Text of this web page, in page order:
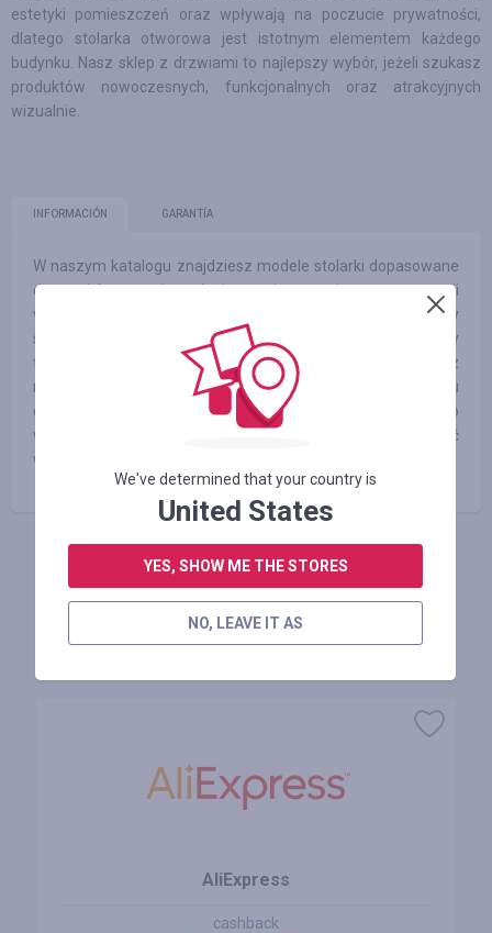
estetyki pomieszczeń oraz wpływają na poczucie prywatności,
dlatego stolarka otworowa jest istotnym elementem każdego
budynku. Nasz sklep z drzwiami to najlepszy wybór, jeżeli szukasz
produktów nowoczesnych, funkcjonalnych oraz atrakcyjnych
wizualnie.
INFORMACIÓN GARANTÍA
W naszym katalogu znajdziesz modele stolarki dopasowane
do swoich potrzeb, rodzaju pomieszczenia oraz aranżacji
wnętrza. Jako producent drzwi dbamy o najdrobniejszy
szczegół każdego projektu, aby zaproponować Ci produkty
funkcjonalne i estetycznie wykonane. Korzystamy z
najlepszych materiałów dostępnych na rynku, dzięki czemu
drzwi są solidne i bezawaryjne. Cechuje je nie tylko
wytrzymałość, ale także nowoczesny design i różnorodność
wzorów do wyboru.
INICIE SESIÓN PARA DEJAR UNA RESEÑA
AliExpress
cashback
We've determined that your country is
United States
YES, SHOW ME THE STORES
NO, LEAVE IT AS